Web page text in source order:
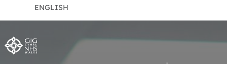
ENGLISH